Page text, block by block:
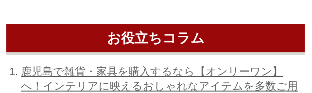
お役立ちコラム
鹿児島で雑貨・家具を購入するなら【オンリーワン】
へ！インテリアに映えるおしゃれなアイテムを多数ご用